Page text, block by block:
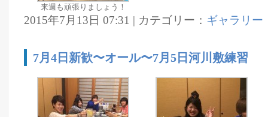
来週も頑張りましょう！
2015年7月13日 07:31 | カテゴリー： ギャラリー
7月4日新歓〜オール〜7月5日河川敷練習